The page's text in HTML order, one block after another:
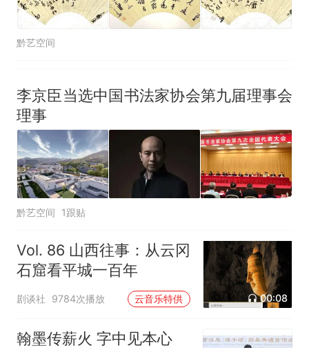
黔艺空间
李京臣当选中国书法家协会第九届理事会
理事
黔艺空间 1跟贴
Vol. 86 山西往事：从云冈
石窟看平城一百年
剧谈社 9784次播放 云音乐特供 00:08
翰墨传薪火 字中见本心